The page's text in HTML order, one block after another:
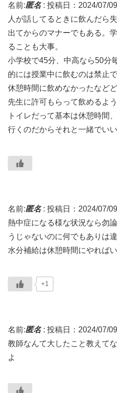
名前:匿名: 投稿日：2024/07/
人が話してるときに飲んだら
出てからのマナーでもある。
ることも大事。
小学校で45分、中高なら50分
的には授業中に飲むのは禁止で
休憩時間に飲めなかったなど
先生に許可もらって飲めるよ
トイレだって基本は休憩時間
行くのだからそれと一緒でいい
名前:匿名: 投稿日：2024/07/
熱中症になる様な状況なら勿
うじゃないのに何でもありは
水分補給は休憩時間にやれば
+1
名前:匿名: 投稿日：2024/07/
教師なんて大したこと教えて
よ